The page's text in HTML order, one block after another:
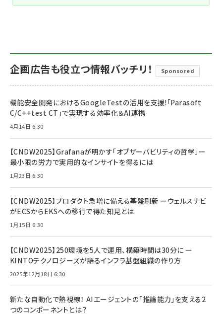
企画広告も役立つ情報バッチリ！ Sponsored
機能安全開発におけるGoogleTestの活用を支援!「Parasoft
C/C++test CT」で実現する効率化＆AI連携
4月14日 6:30
【CNDW2025】Grafanaが明かす「オブザーバビリティの哲学」ー
最小限の労力で実用的なインサイトを得るには
1月23日 6:30
【CNDW2025】プロダクト急増に備える基盤刷新 ーウェルスナビ
がECSからEKSへの移行で得た知見とは
1月15日 6:30
【CNDW2025】250環境を5人で運用、構築時間は30分に ー
KINTOテクノロジーズが語るインフラ基盤組織の作り方
2025年12月18日 6:30
新たな自動化で熱視線！ AIエージェントの「推論能力」を支える2
つのコンポーネントとは？